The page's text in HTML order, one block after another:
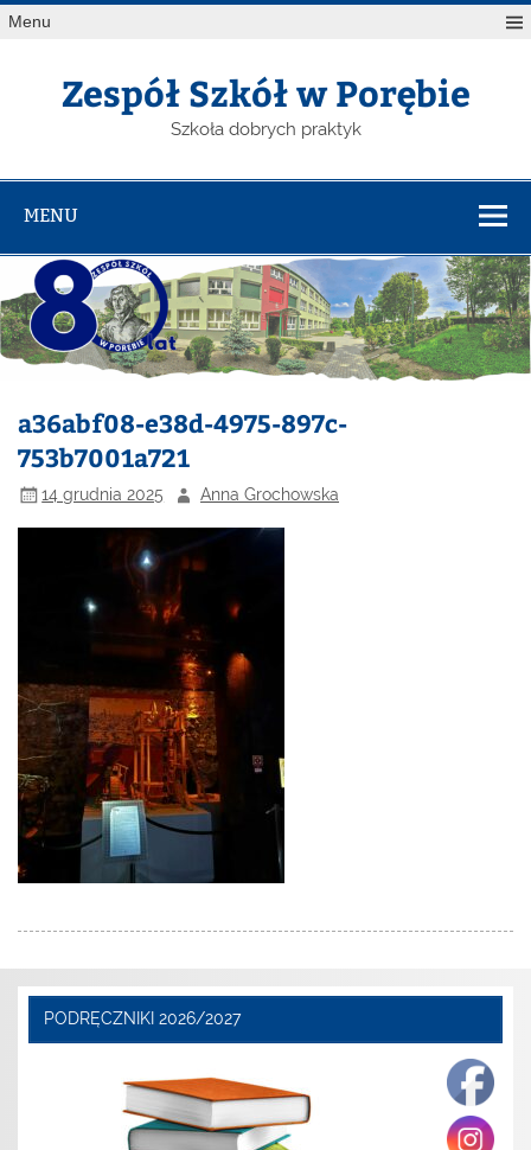
Menu
Zespół Szkół w Porębie
Szkoła dobrych praktyk
MENU
a36abf08-e38d-4975-897c-
753b7001a721
14 grudnia 2025 Anna Grochowska
PODRĘCZNIKI 2026/2027